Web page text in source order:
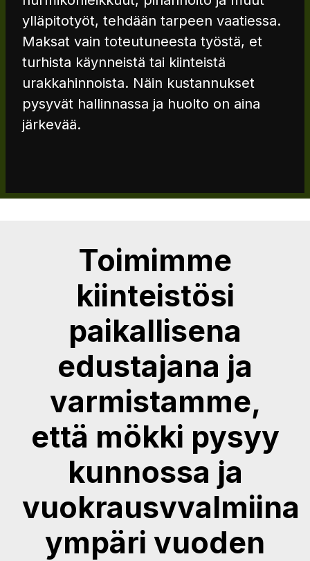
ylläpitotyöt, tehdään tarpeen vaatiessa.
Maksat vain toteutuneesta työstä, et
turhista käynneistä tai kiinteistä
urakkahinnoista. Näin kustannukset
pysyvät hallinnassa ja huolto on aina
järkevää.
Toimimme
kiinteistösi
paikallisena
edustajana ja
varmistamme,
että mökki pysyy
kunnossa ja
vuokrausvvalmiina
ympäri vuoden